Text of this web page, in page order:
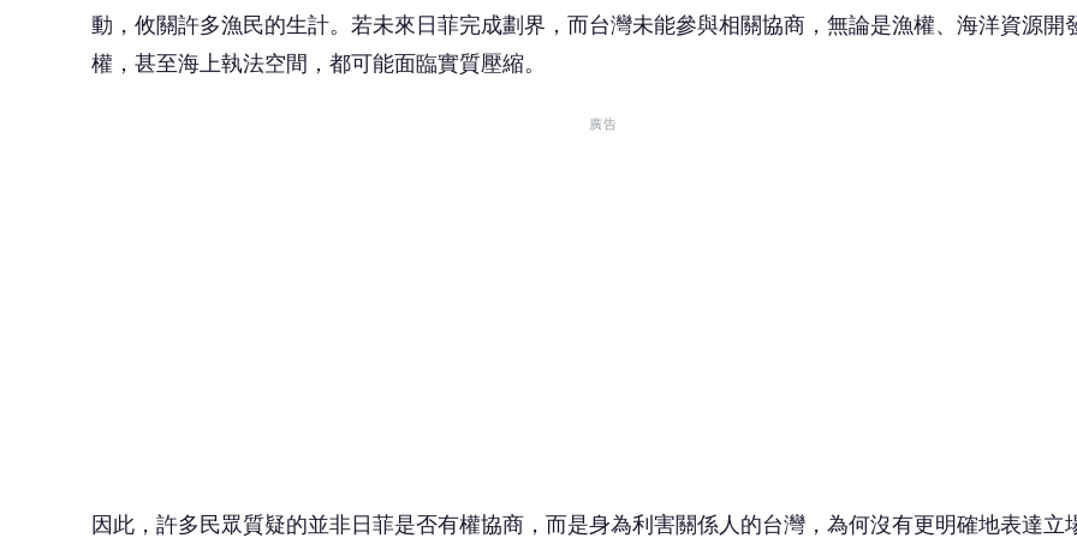
動，攸關許多漁民的生計。若未來日菲完成劃界，而台灣未能參與相關協商，無論是漁權、海洋資源開
權，甚至海上執法空間，都可能面臨實質壓縮。
廣告
因此，許多民眾質疑的並非日菲是否有權協商，而是身為利害關係人的台灣，為何沒有更明確地表達立